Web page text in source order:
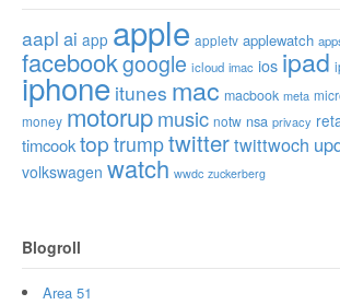
aapl ai app apple appletv applewatch
facebookgoogle icloud imac ios ipad
iphone itunes mac macbook meta
money motorupmusic notw nsa privacy
timcooktop trumptwittertwittwoch
volkswagen watch wwdc zuckerberg
Blogroll
Area 51